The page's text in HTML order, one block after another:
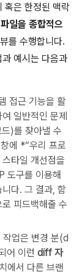
혹은 한정된 맥락
일을 종합적으
를 수행합니다.
예시는 다음과
접근 기능을 활
일반적인 문제
)를 찾아낼 수
에 *“우리 프로
타일 개선점을
도구를 이용해
다. 그 결과, 함
피드백해줄 수
작업은 변경 분(d
어 이런 diff 자
에서 다른 브랜